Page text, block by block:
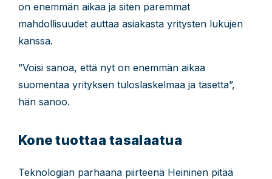
on enemmän aikaa ja siten paremmat
mahdollisuudet auttaa asiakasta yritysten lukujen
kanssa.
”Voisi sanoa, että nyt on enemmän aikaa
suomentaa yrityksen tuloslaskelmaa ja tasetta”,
hän sanoo.
Kone tuottaa tasalaatua
Teknologian parhaana piirteenä Heininen pitää